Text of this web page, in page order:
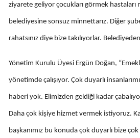
ziyarete geliyor çocukları görmek
belediyesine sonsuz minnettarız. Diğer
rahatsınız diye bize takılıyorlar.
Yönetim Kurulu Üyesi Ergün Doğan,
yönetimde çalışıyor. Çok duyarlı
haberi yok. Elimizden geldiği kadar
Daha çok kişiye hizmet vermek istiyoruz.
başkanımız bu konuda çok duyarlı bize